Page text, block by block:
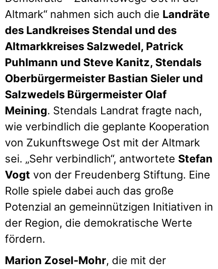
Altmark“ nahmen sich auch die Landräte
des Landkreises Stendal und des
Altmarkkreises Salzwedel, Patrick
Puhlmann und Steve Kanitz, Stendals
Oberbürgermeister Bastian Sieler und
Salzwedels Bürgermeister Olaf
Meining. Stendals Landrat fragte nach,
wie verbindlich die geplante Kooperation
von Zukunftswege Ost mit der Altmark
sei. „Sehr verbindlich“, antwortete Stefan
Vogt von der Freudenberg Stiftung. Eine
Rolle spiele dabei auch das große
Potenzial an gemeinnützigen Initiativen in
der Region, die demokratische Werte
fördern.
Marion Zosel-Mohr, die mit der